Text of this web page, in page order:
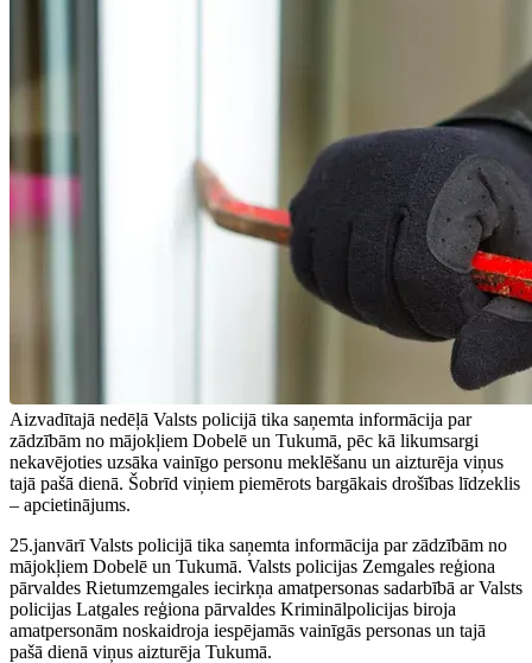
Aizvadītajā nedēļā Valsts policijā tika saņemta informācija par
zādzībām no mājokļiem Dobelē un Tukumā, pēc kā likumsargi
nekavējoties uzsāka vainīgo personu meklēšanu un aizturēja viņus
tajā pašā dienā. Šobrīd viņiem piemērots bargākais drošības līdzeklis
– apcietinājums.
25.janvārī Valsts policijā tika saņemta informācija par zādzībām no
mājokļiem Dobelē un Tukumā. Valsts policijas Zemgales reģiona
pārvaldes Rietumzemgales iecirkņa amatpersonas sadarbībā ar Valsts
policijas Latgales reģiona pārvaldes Kriminālpolicijas biroja
amatpersonām noskaidroja iespējamās vainīgās personas un tajā
pašā dienā viņus aizturēja Tukumā.